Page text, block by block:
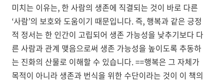
미치는 이유는, 한 사람의 생존에 직결되는 것이 바로 다른
‘사람’의 보호와 도움이기 때문입니다. 즉, 행복과 같은 긍정
적 정서는 한 인간이 고립되어 생존 가능성을 낮추기보다 다
른 사람과 관계 맺음으로써 생존 가능성을 높이도록 추동하
는 진화의 산물로 이해할 수 있습니다. ==행복은 그 자체가
목적이 아니라 생존과 번식을 위한 수단이라는 것이 이 책의